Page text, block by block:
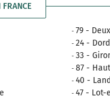
FRANCE
79 -
24 -
33 -
87 -
40 -
47 - Lot-